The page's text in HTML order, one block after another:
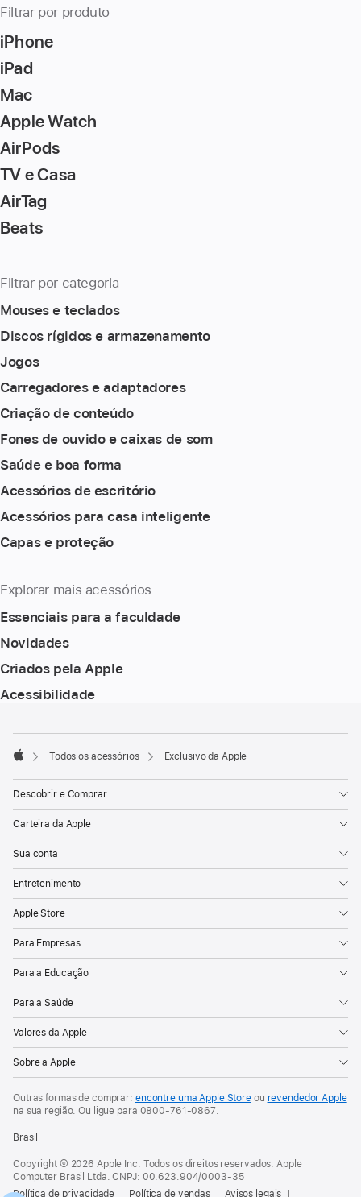
Filtrar por produto
iPhone
iPad
Mac
Apple Watch
AirPods
TV e Casa
AirTag
Beats
Filtrar por categoria
Mouses e teclados
Discos rígidos e armazenamento
Jogos
Carregadores e adaptadores
Criação de conteúdo
Fones de ouvido e caixas de som
Saúde e boa forma
Acessórios de escritório
Acessórios para casa inteligente
Capas e proteção
Explorar mais acessórios
Essenciais para a faculdade
Novidades
Criados pela Apple
Acessibilidade
de
rodapéTodos os acessórios Exclusivo da Apple
Descobrir e Comprar
Carteira da Apple
Sua conta
Entretenimento
Apple Store
Para Empresas
Para a Educação
Para a Saúde
Valores da Apple
Sobre a Apple
Outras formas de comprar: encontre uma Apple Store ou revendedor Apple
na sua região. Ou ligue para 0800-761-0867.
Brasil
Copyright © 2026 Apple Inc. Todos os direitos reservados. Apple
Computer Brasil Ltda. CNPJ: 00.623.904/0003-35
Política de privacidade
Política de vendas Avisos legais